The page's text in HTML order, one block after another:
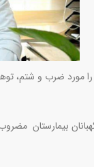
مورد ضرب و شتم،
بیمارستان